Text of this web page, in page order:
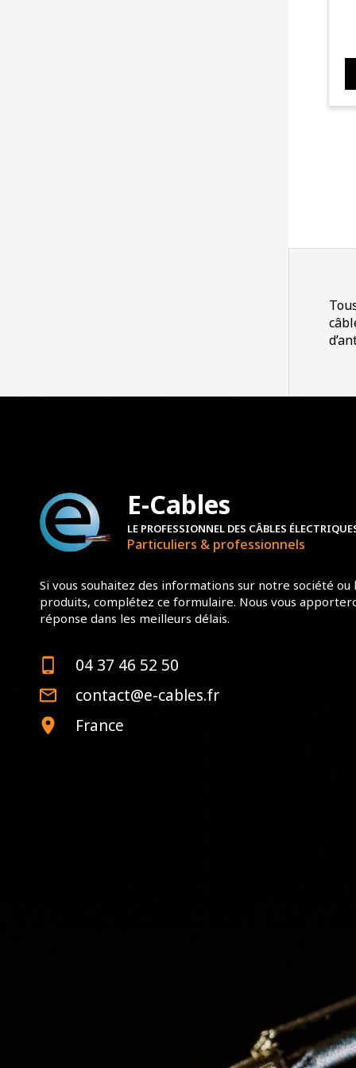
E-Cables
LE PROFESSIONNEL DES CÂBLES
Particuliers & professionnels
Si vous souhaitez des informations sur notre société ou
produits, complétez ce formulaire. Nous vous
réponse dans les meilleurs délais.
04 37 46 52 50
contact@e-cables.fr
France